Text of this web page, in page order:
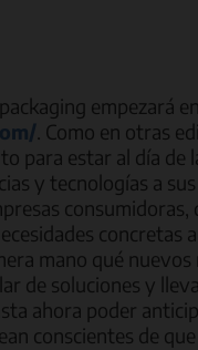
empezará
. Como en otras
para estar al día de
y tecnologías a
consumidoras,
concretas
mano qué
de soluciones y
ahora poder
conscientes de que